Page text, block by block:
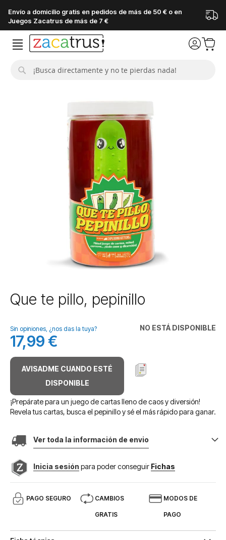
Envío a domicilio gratis en pedidos de más de 50 € o en
Juegos Zacatrus de más de 7 €
Saltar
al
de
la
galería
de
imágenes
Que te pillo, pepinillo
NO ESTÁ DISPONIBLE
Sin opiniones, ¿nos das la tuya?
17,99 €
AVISADME CUANDO ESTÉ
DISPONIBLE
¡Prepárate para un juego de cartas lleno de caos y diversión!
Revela tus cartas, busca el pepinillo y sé el más rápido para ganar.
Ver toda la información de envio
Inicia sesión para poder conseguir Fichas
PAGO SEGURO CAMBIOS
GRATIS
MODOS DE
PAGO